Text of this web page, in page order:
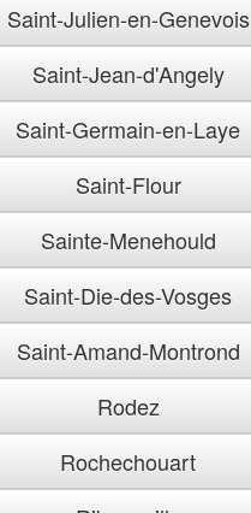
Saint-Julien-en-Genevois
Saint-Jean-d'Angely
Saint-Germain-en-Laye
Saint-Flour
Sainte-Menehould
Saint-Die-des-Vosges
Saint-Amand-Montrond
Rodez
Rochechouart